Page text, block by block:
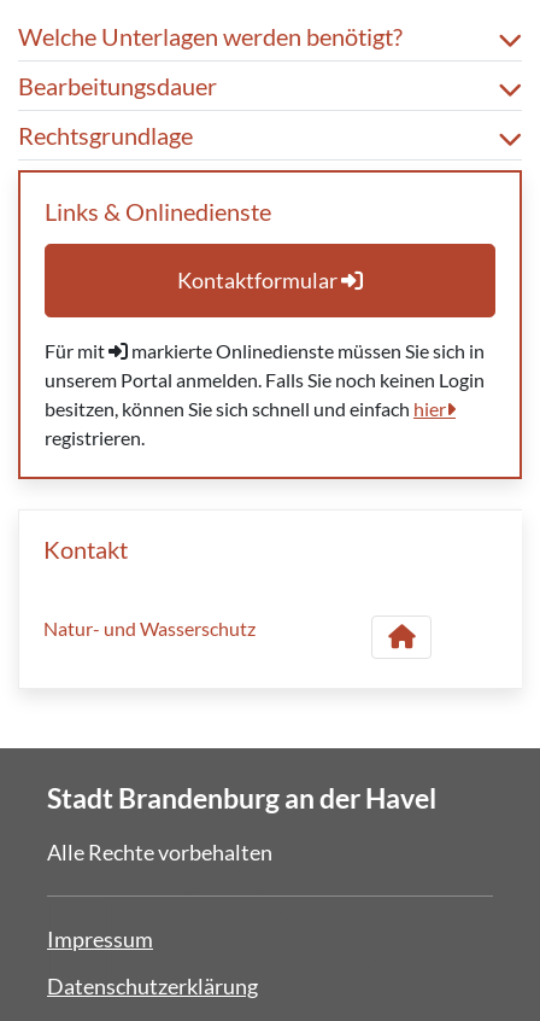
Welche Unterlagen werden benötigt?
Bearbeitungsdauer
Rechtsgrundlage
Links & Onlinedienste
Kontaktformular
Für mit
markierte Onlinedienste müssen Sie sich in
unserem Portal anmelden. Falls Sie noch keinen Login
besitzen, können Sie sich schnell und einfach hier
registrieren.
Kontakt
Natur- und Wasserschutz
Stadt Brandenburg an der Havel
Alle Rechte vorbehalten
Impressum
Datenschutzerklärung